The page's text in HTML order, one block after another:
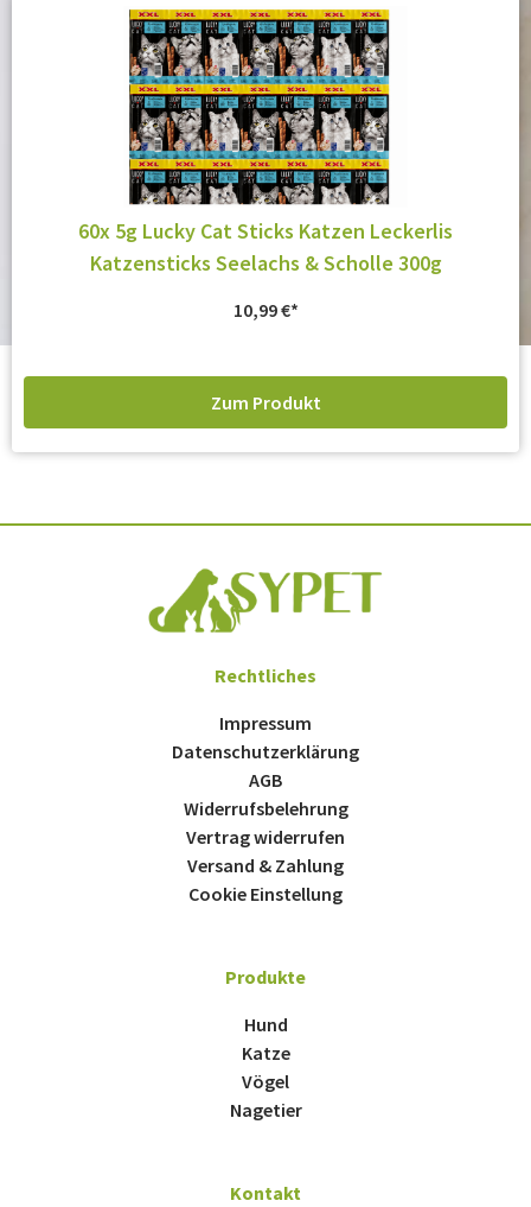
60x 5g Lucky Cat Sticks Katzen Leckerlis
Katzensticks Seelachs & Scholle 300g
10,99€
Zum Produkt
Rechtliches
Impressum
Datenschutzerklärung
AGB
Widerrufsbelehrung
Vertrag widerrufen
Versand & Zahlung
Cookie Einstellung
Produkte
Hund
Katze
Vögel
Nagetier
Kontakt